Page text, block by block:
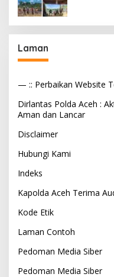
Laman
— :: Perbaikan Website
Dirlantas Polda Aceh :
Aman dan Lancar
Disclaimer
Hubungi Kami
Indeks
Kapolda Aceh Terima
Kode Etik
Laman Contoh
Pedoman Media Siber
Pedoman Media Siber